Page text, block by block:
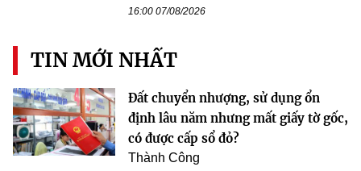
16:00 07/08/2026
TIN MỚI NHẤT
Đất chuyển nhượng, sử dụng ổn
định lâu năm nhưng mất giấy tờ gốc,
có được cấp sổ đỏ?
Thành Công